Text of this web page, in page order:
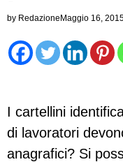
by RedazioneMaggio 16,
I cartellini
di lavoratori
anagrafici? Si